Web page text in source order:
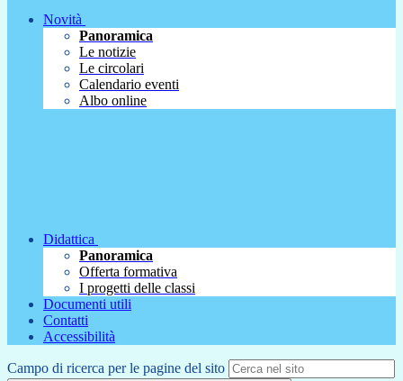
Novità
Panoramica
Le notizie
Le circolari
Calendario eventi
Albo online
Didattica
Panoramica
Offerta formativa
I progetti delle classi
Documenti utili
Contatti
Accessibilità
Campo di ricerca per le pagine del sito